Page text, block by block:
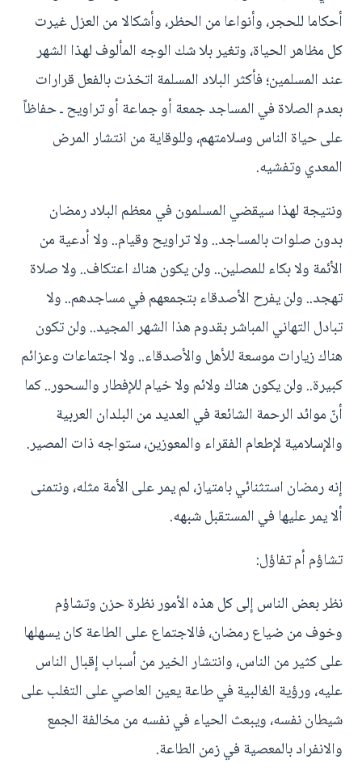
أحكاما للحجر، وأنواعا من الحظر، وأشكالا من العزل غيرت
كل مظاهر الحياة، وتغير بلا شك الوجه المألوف لهذا الشهر
عند المسلمين؛ فأكثر البلاد المسلمة اتخذت بالفعل قرارات
بعدم الصلاة في المساجد جمعة أو جماعة أو تراويح ـ حفاظاً
على حياة الناس وسلامتهم، وللوقاية من انتشار المرض
المعدي وتفشيه.
ونتيجة لهذا سيقضي المسلمون في معظم البلاد رمضان
بدون صلوات بالمساجد.. ولا تراويح وقيام.. ولا أدعية من
الأئمة ولا بكاء للمصلين.. ولن يكون هناك اعتكاف.. ولا صلاة
تهجد.. ولن يفرح الأصدقاء بتجمعهم في مساجدهم.. ولا
تبادل التهاني المباشر بقدوم هذا الشهر المجيد.. ولن تكون
هناك زيارات موسعة للأهل والأصدقاء.. ولا اجتماعات وعزائم
كبيرة.. ولن يكون هناك ولائم ولا خيام للإفطار والسحور.. كما
أنّ موائد الرحمة الشائعة في العديد من البلدان العربية
والإسلامية لإطعام الفقراء والمعوزين، ستواجه ذات المصير.
إنه رمضان استثنائي بامتياز، لم يمر على الأمة مثله، ونتمنى
ألا يمر عليها في المستقبل شبهه.
تشاؤم أم تفاؤل:
نظر بعض الناس إلى كل هذه الأمور نظرة حزن وتشاؤم
وخوف من ضياع رمضان، فالاجتماع على الطاعة كان يسهلها
على كثير من الناس، وانتشار الخير من أسباب إقبال الناس
عليه، ورؤية الغالبية في طاعة يعين العاصي على التغلب على
شيطان نفسه، ويبعث الحياء في نفسه من مخالفة الجمع
والانفراد بالمعصية في زمن الطاعة.